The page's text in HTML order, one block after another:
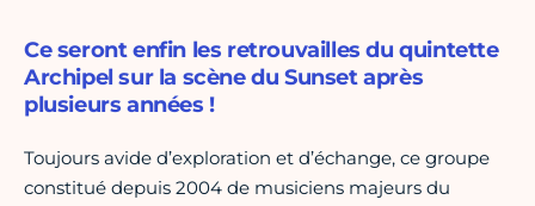
Ce seront enfin les retrouvailles du quintette
Archipel sur la scène du Sunset après
plusieurs années !
Toujours avide d’exploration et d’échange, ce groupe
constitué depuis 2004 de musiciens majeurs du